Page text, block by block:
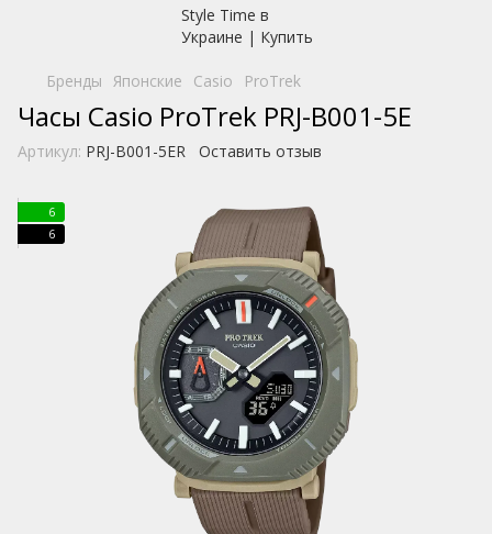
Бренды Японские Casio ProTrek
Часы Casio ProTrek PRJ-B001-5E
Артикул: PRJ-B001-5ER Оставить отзыв
6
6